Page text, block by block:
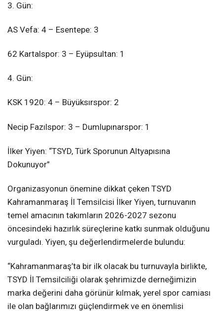
3. Gün:
AS Vefa: 4 – Esentepe: 3
62 Kartalspor: 3 – Eyüpsultan: 1
4. Gün:
KSK 1920: 4 – Büyüksırspor: 2
Necip Fazılspor: 3 – Dumlupınarspor: 1
İlker Yiyen: “TSYD, Türk Sporunun Altyapısına
Dokunuyor”
Organizasyonun önemine dikkat çeken TSYD
Kahramanmaraş İl Temsilcisi İlker Yiyen, turnuvanın
temel amacının takımların 2026-2027 sezonu
öncesindeki hazırlık süreçlerine katkı sunmak olduğunu
vurguladı. Yiyen, şu değerlendirmelerde bulundu:
“Kahramanmaraş’ta bir ilk olacak bu turnuvayla birlikte,
TSYD İl Temsilciliği olarak şehrimizde derneğimizin
marka değerini daha görünür kılmak, yerel spor camiası
ile olan bağlarımızı güçlendirmek ve en önemlisi